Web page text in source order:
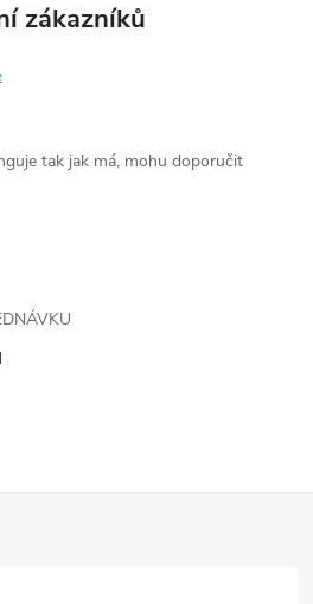
zákazníků
tak jak má, mohu doporučit